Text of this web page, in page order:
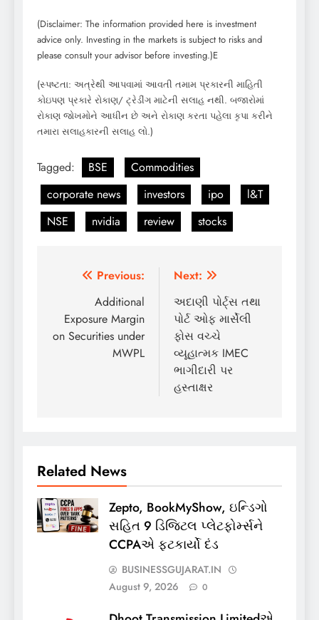
(Disclaimer: The information provided here is investment
advice only. Investing in the markets is subject to risks and
please consult your advisor before investing.)E
(સ્પષ્ટતા: અત્રેથી આપવામાં આવતી તમામ પ્રકારની માહિતી
કોઇપણ પ્રકારે રોકાણ/ ટ્રેડીંગ માટેની સલાહ નથી. બજારોમાં
રોકાણ જોખમોને આધીન છે અને રોકાણ કરતા પહેલા કૃપા કરીને
તમારા સલાહકારની સલાહ લો.)
Tagged: BSE
Commodities
corporate news
investors ipo
l&T
NSE
nvidia review stocks
Post
navigation
Previous:
Additional
Exposure Margin
on Securities under
MWPL
Next:
અદાણી પોર્ટ્સ તથા
પોર્ટ ઓફ માર્સેલી
ફોસ વચ્ચે
વ્યૂહાત્મક IMEC
ભાગીદારી પર
હસ્તાક્ષર
Related News
Zepto, BookMyShow, ઇન્ડિગો
સહિત 9 ડિજિટલ પ્લેટફોર્મ્સને
CCPAએ ફટકાર્યો દંડ
BUSINESSGUJARAT.IN
August 9, 2026
0